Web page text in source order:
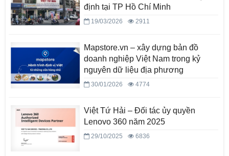
định tại TP Hồ Chí Minh
19/03/2026 2911
Mapstore.vn – xây dựng bản đồ
doanh nghiệp Việt Nam trong kỷ
nguyên dữ liệu địa phương
30/01/2026 4774
Việt Tứ Hải – Đối tác ủy quyền
Lenovo 360 năm 2025
29/10/2025 6836